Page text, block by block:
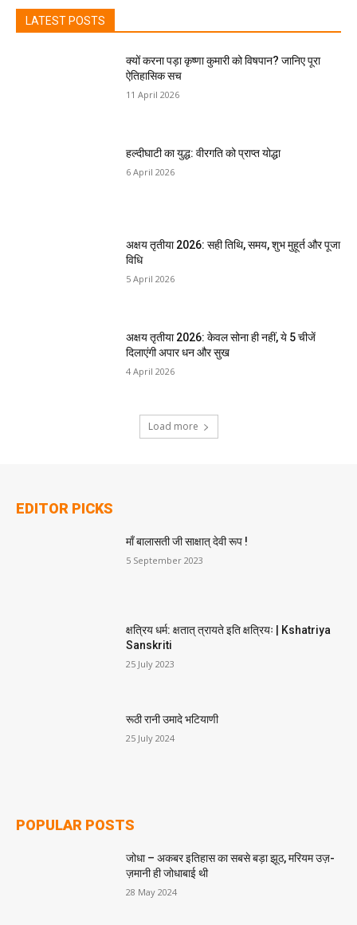
LATEST POSTS
क्यों करना पड़ा कृष्णा कुमारी को विषपान? जानिए पूरा
ऐतिहासिक सच
11 April 2026
हल्दीघाटी का युद्ध: वीरगति को प्राप्त योद्धा
6 April 2026
अक्षय तृतीया 2026: सही तिथि, समय, शुभ मुहूर्त और पूजा
विधि
5 April 2026
अक्षय तृतीया 2026: केवल सोना ही नहीं, ये 5 चीजें
दिलाएंगी अपार धन और सुख
4 April 2026
Load more
EDITOR PICKS
माँ बालासती जी साक्षात् देवी रूप !
5 September 2023
क्षत्रिय धर्म: क्षतात् त्रायते इति क्षत्रियः | Kshatriya
Sanskriti
25 July 2023
रूठी रानी उमादे भटियाणी
25 July 2024
POPULAR POSTS
जोधा – अकबर इतिहास का सबसे बड़ा झूठ, मरियम उज़-
ज़मानी ही जोधाबाई थी
28 May 2024